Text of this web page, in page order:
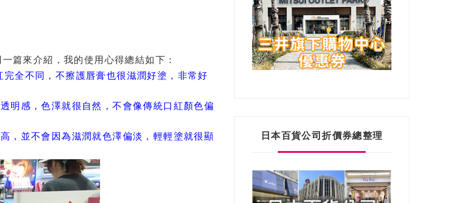
篇來介紹，我的使用心得總結如下：
全不同，不擦護唇膏也很滋潤好塗，非常好
明感，色澤就很自然，不會像傳統口紅顏色偏
，並不會因為滋潤就色澤偏淡，輕輕塗就很顯
日本百貨公司折價券總整理